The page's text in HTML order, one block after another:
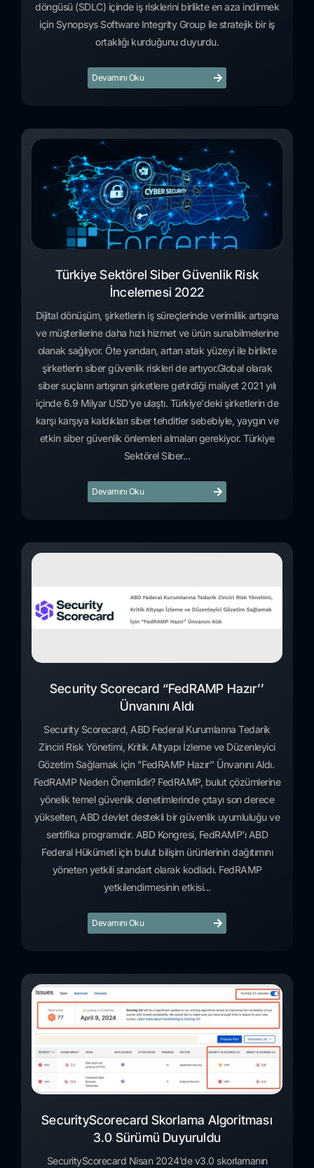
döngüsü (SDLC) içinde iş risklerini birlikte en aza indirmek
için Synopsys Software Integrity Group ile stratejik bir iş
ortaklığı kurduğunu duyurdu.
Devamını Oku
Türkiye Sektörel Siber Güvenlik Risk
İncelemesi 2022
Dijital dönüşüm, şirketlerin iş süreçlerinde verimlilik artışına
ve müşterilerine daha hızlı hizmet ve ürün sunabilmelerine
olanak sağlıyor. Öte yandan, artan atak yüzeyi ile birlikte
şirketlerin siber güvenlik riskleri de artıyor.Global olarak
siber suçların artışının şirketlere getirdiği maliyet 2021 yılı
içinde 6.9 Milyar USD'ye ulaştı. Türkiye'deki şirketlerin de
karşı karşıya kaldıkları siber tehditler sebebiyle, yaygın ve
etkin siber güvenlik önlemleri almaları gerekiyor. Türkiye
Sektörel Siber...
Devamını Oku
Security Scorecard “FedRAMP Hazır’’
Ünvanını Aldı
Security Scorecard, ABD Federal Kurumlarına Tedarik
Zinciri Risk Yönetimi, Kritik Altyapı İzleme ve Düzenleyici
Gözetim Sağlamak için "FedRAMP Hazır’’ Ünvanını Aldı.
FedRAMP Neden Önemlidir? FedRAMP, bulut çözümlerine
yönelik temel güvenlik denetimlerinde çıtayı son derece
yükselten, ABD devlet destekli bir güvenlik uyumluluğu ve
sertifika programıdır. ABD Kongresi, FedRAMP'ı ABD
Federal Hükümeti için bulut bilişim ürünlerinin dağıtımını
yöneten yetkili standart olarak kodladı. FedRAMP
yetkilendirmesinin etkisi...
Devamını Oku
SecurityScorecard Skorlama Algoritması
3.0 Sürümü Duyuruldu
SecurityScorecard Nisan 2024’de v3.0 skorlamanın